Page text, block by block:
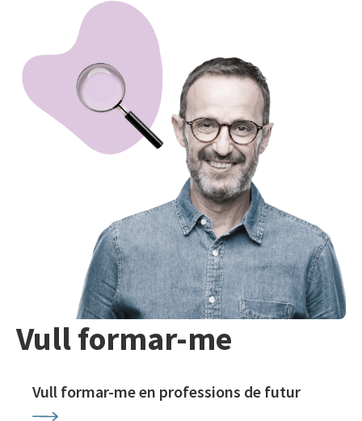
Vull formar-me
Vull formar-me en professions de futur